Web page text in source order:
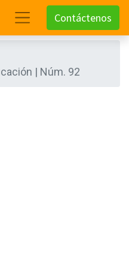
Contáctenos
| Núm. 92